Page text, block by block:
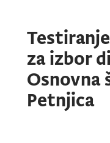
za izbor
Osnovna
Petnjica